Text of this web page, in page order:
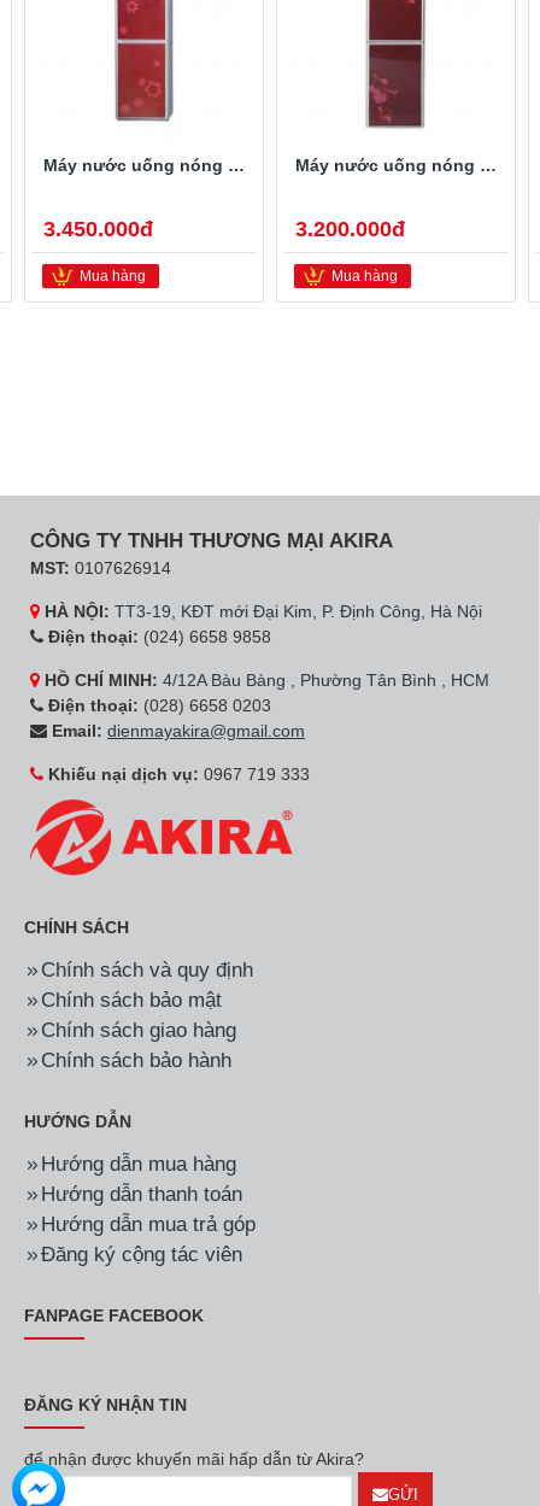
Máy nước uống nóng lạnh Sanaky VH-309HP
3.450.000đ
Mua hàng
Máy nước uống nóng lạnh Sanaky VH-329HY
3.200.000đ
Mua hàng
CÔNG TY TNHH THƯƠNG MẠI AKIRA
MST: 0107626914
HÀ NỘI: TT3-19, KĐT mới Đại Kim, P. Định Công, Hà Nội
Điện thoại: (024) 6658 9858
HỒ CHÍ MINH: 4/12A Bàu Bàng , Phường Tân Bình , HCM
Điện thoại: (028) 6658 0203
Email: dienmayakira@gmail.com
Khiếu nại dịch vụ: 0967 719 333
CHÍNH SÁCH
Chính sách và quy định
Chính sách bảo mật
Chính sách giao hàng
Chính sách bảo hành
HƯỚNG DẪN
Hướng dẫn mua hàng
Hướng dẫn thanh toán
Hướng dẫn mua trả góp
Đăng ký cộng tác viên
FANPAGE FACEBOOK
ĐĂNG KÝ NHẬN TIN
để nhận được khuyến mãi hấp dẫn từ Akira?
GỬI